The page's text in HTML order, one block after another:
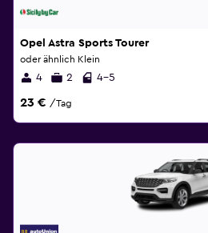
Opel Astra Sports Tourer
oder ähnlich Klein
4 2 4-5
23 € /Tag